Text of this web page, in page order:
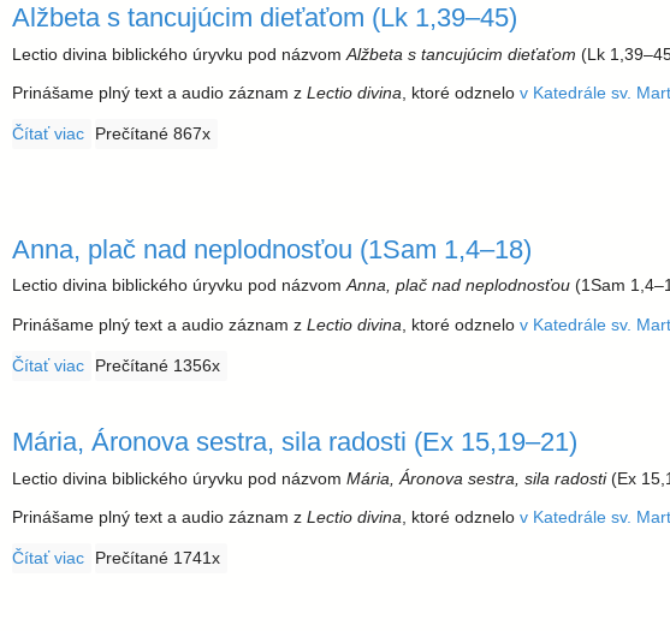
c
é
z
Alžbeta s tancujúcim dieťaťom (Lk 1,39–45)
Lectio divina biblického úryvku pod názvom Alžbeta s tancujúcim dieťaťom (Lk
Prinášame plný text a audio záznam z Lectio divina , ktoré odznelo v Katedrále sv.
Čítať viac o Alžbeta s tancujúcim dieťaťom (Lk 1,39–45)
Prečítané 867x
Anna, plač nad neplodnosťou (1Sam 1,4–18)
Lectio divina biblického úryvku pod názvomAnna, plač nad neplodnosťou (1Sam
Prinášame plný text a audio záznam z Lectio divina , ktoré odznelo v Katedrále sv.
Čítať viac o Anna, plač nad neplodnosťou (1Sam 1,4–18)
Prečítané 1356x
Mária, Áronova sestra, sila radosti (Ex 15,19–21)
Lectio divina biblického úryvku pod názvom Mária, Áronova sestra, sila radosti(Ex
Prinášame plný text a audio záznam z Lectio divina , ktoré odznelo v Katedrále sv.
Čítať viac o Mária, Áronova sestra, sila radosti (Ex 15,19–21)
Prečítané 1741x